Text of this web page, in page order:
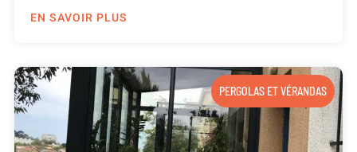
EN SAVOIR PLUS
PERGOLAS ET VÉRANDAS